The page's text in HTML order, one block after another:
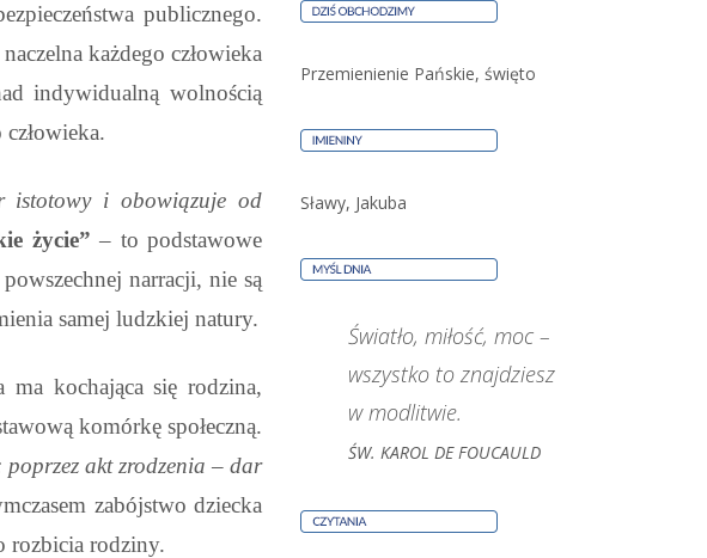
publicznego.
każdego człowieka
indywidualną wolnością
istotowy i obowiązuje od
życie” – to podstawowe
narracji, nie są
samej ludzkiej natury.
kochająca się rodzina,
komórkę społeczną.
poprzez akt zrodzenia – dar
zabójstwo dziecka
rozbicia rodziny.
Przemienienie Pańskie, święto
Sławy, Jakuba
Światło, miłość, moc –
wszystko to znajdziesz
w modlitwie.
ŚW. KAROL DE FOUCAULD